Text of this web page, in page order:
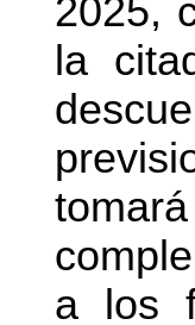
2025,
la
a los